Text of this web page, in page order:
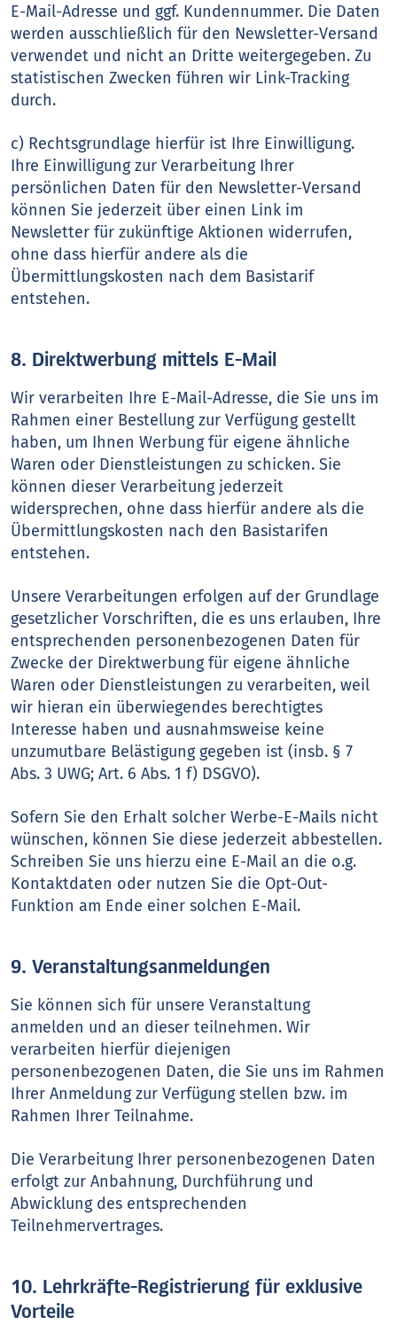
E-Mail-Adresse und ggf. Kundennummer. Die Daten
werden ausschließlich für den Newsletter-Versand
verwendet und nicht an Dritte weitergegeben. Zu
statistischen Zwecken führen wir Link-Tracking
durch.
c) Rechtsgrundlage hierfür ist Ihre Einwilligung.
Ihre Einwilligung zur Verarbeitung Ihrer
persönlichen Daten für den Newsletter-Versand
können Sie jederzeit über einen Link im
Newsletter für zukünftige Aktionen widerrufen,
ohne dass hierfür andere als die
Übermittlungskosten nach dem Basistarif
entstehen.
8. Direktwerbung mittels E-Mail
Wir verarbeiten Ihre E-Mail-Adresse, die Sie uns im
Rahmen einer Bestellung zur Verfügung gestellt
haben, um Ihnen Werbung für eigene ähnliche
Waren oder Dienstleistungen zu schicken. Sie
können dieser Verarbeitung jederzeit
widersprechen, ohne dass hierfür andere als die
Übermittlungskosten nach den Basistarifen
entstehen.
Unsere Verarbeitungen erfolgen auf der Grundlage
gesetzlicher Vorschriften, die es uns erlauben, Ihre
entsprechenden personenbezogenen Daten für
Zwecke der Direktwerbung für eigene ähnliche
Waren oder Dienstleistungen zu verarbeiten, weil
wir hieran ein überwiegendes berechtigtes
Interesse haben und ausnahmsweise keine
unzumutbare Belästigung gegeben ist (insb. § 7
Abs. 3 UWG; Art. 6 Abs. 1 f) DSGVO).
Sofern Sie den Erhalt solcher Werbe-E-Mails nicht
wünschen, können Sie diese jederzeit abbestellen.
Schreiben Sie uns hierzu eine E-Mail an die o.g.
Kontaktdaten oder nutzen Sie die Opt-Out-
Funktion am Ende einer solchen E-Mail.
9. Veranstaltungsanmeldungen
Sie können sich für unsere Veranstaltung
anmelden und an dieser teilnehmen. Wir
verarbeiten hierfür diejenigen
personenbezogenen Daten, die Sie uns im Rahmen
Ihrer Anmeldung zur Verfügung stellen bzw. im
Rahmen Ihrer Teilnahme.
Die Verarbeitung Ihrer personenbezogenen Daten
erfolgt zur Anbahnung, Durchführung und
Abwicklung des entsprechenden
Teilnehmervertrages.
10. Lehrkräfte-Registrierung für exklusive
Vorteile